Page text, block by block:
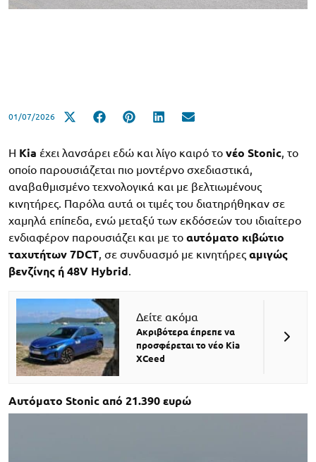
01/07/2026
Η Kia έχει λανσάρει εδώ και λίγο καιρό το νέο Stonic, το
οποίο παρουσιάζεται πιο μοντέρνο σχεδιαστικά,
αναβαθμισμένο τεχνολογικά και με βελτιωμένους
κινητήρες. Παρόλα αυτά οι τιμές του διατηρήθηκαν σε
χαμηλά επίπεδα, ενώ μεταξύ των εκδόσεών του ιδιαίτερο
ενδιαφέρον παρουσιάζει και με το αυτόματο κιβώτιο
ταχυτήτων 7DCT, σε συνδυασμό με κινητήρες αμιγώς
βενζίνης ή 48V Hybrid.
Δείτε ακόμα
Ακριβότερα έπρεπε να
προσφέρεται το νέο Kia
XCeed
Αυτόματο Stonic από 21.390 ευρώ